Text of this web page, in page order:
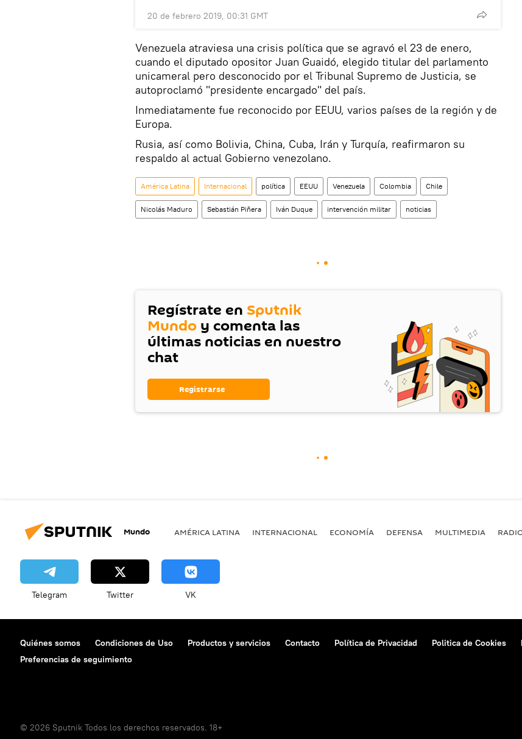
20 de febrero 2019, 00:31 GMT
Venezuela atraviesa una crisis política que se agravó el 23 de enero,
cuando el diputado opositor Juan Guaidó, elegido titular del parlamento
unicameral pero desconocido por el Tribunal Supremo de Justicia, se
autoproclamó "presidente encargado" del país.
Inmediatamente fue reconocido por EEUU, varios países de la región y de
Europa.
Rusia, así como Bolivia, China, Cuba, Irán y Turquía, reafirmaron su
respaldo al actual Gobierno venezolano.
América Latina Internacional política EEUU Venezuela Colombia Chile
Nicolás Maduro Sebastián Piñera Iván Duque intervención militar noticias
Regístrate en Sputnik
Mundo y comenta las
últimas noticias en nuestro
chat
Registrarse
Mundo AMÉRICA LATINA INTERNACIONAL ECONOMÍA DEFENSA MULTIMEDIA
Telegram Twitter VK
Quiénes somos Condiciones de Uso Productos y servicios Contacto Política de Privacidad Politica de Cookies
Preferencias de seguimiento
© 2026 Sputnik Todos los derechos reservados. 18+